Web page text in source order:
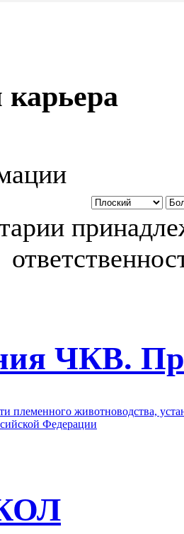
ЧКВ.
племенного животноводства,
Федерации